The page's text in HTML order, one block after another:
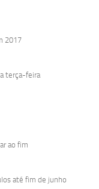
2017
terça-feira
ao fim
até fim de junho